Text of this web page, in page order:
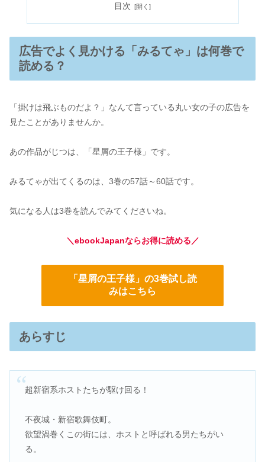
目次
広告でよく見かける「みるてゃ」は何巻で
読める？
「掛けは飛ぶものだよ？」なんて言っている丸い女の子の広告を
見たことがありませんか。
あの作品がじつは、「星屑の王子様」です。
みるてゃが出てくるのは、3巻の57話～60話です。
気になる人は3巻を読んでみてくださいね。
＼ebookJapanならお得に読める／
「星屑の王子様」の3巻試し読
みはこちら
あらすじ
超新宿系ホストたちが駆け回る！
不夜城・新宿歌舞伎町。
欲望渦巻くこの街には、ホストと呼ばれる男たちがい
る。